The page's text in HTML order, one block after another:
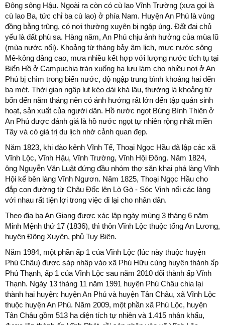
Đông sông Hậu. Ngoài ra còn có cù lao Vĩnh Trường (xưa gọi là
cù lao Ba, tức chỉ ba cù lao) ở phía Nam. Huyện An Phú là vùng
đồng bằng trũng, có nơi thường xuyên bị ngập úng. Đất đai chủ
yếu là đất phù sa. Hàng năm, An Phú chịu ảnh hưởng của mùa lũ
(mùa nước nổi). Khoảng từ tháng bảy âm lịch, mực nước sông
Mê-kông dâng cao, mưa nhiều kết hợp với lượng nước tích tụ tại
Biển Hồ ở Campuchia tràn xuống hạ lưu làm cho nhiều nơi ở An
Phú bị chìm trong biển nước, độ ngập trung bình khoảng hai đến
ba mét. Thời gian ngập lụt kéo dài khá lâu, thường là khoảng từ
bốn đến năm tháng nên có ảnh hưởng rất lớn đến tập quán sinh
hoạt, sản xuất của người dân. Hồ nước ngọt Búng Bình Thiên ở
An Phú được đánh giá là hồ nước ngọt tự nhiên rộng nhất miền
Tây và có giá trị du lịch nhờ cảnh quan đẹp.
Năm 1823, khi đào kênh Vĩnh Tế, Thoại Ngọc Hầu đã lập các xã
Vĩnh Lộc, Vĩnh Hậu, Vĩnh Trường, Vĩnh Hội Đông. Năm 1824,
ông Nguyễn Văn Luật đứng đầu nhóm thợ săn khai phá làng Vĩnh
Hội kế bên làng Vĩnh Ngươn. Năm 1825, Thoại Ngọc Hầu cho
đắp con đường từ Châu Đốc lên Lò Gò - Sóc Vinh nối các làng
với nhau rất tiện lợi trong việc đi lại cho nhân dân.
Theo địa bạ An Giang được xác lập ngày mùng 3 tháng 6 năm
Minh Mệnh thứ 17 (1836), thì thôn Vĩnh Lộc thuộc tổng An Lương,
huyện Đông Xuyên, phủ Tuy Biên.
Năm 1984, một phần ấp 1 của Vĩnh Lộc (lúc này thuộc huyện
Phú Châu) được sáp nhập vào xã Phú Hữu cùng huyện thành ấp
Phú Thạnh, ấp 1 của Vĩnh Lộc sau năm 2010 đổi thành ấp Vĩnh
Thạnh. Ngày 13 tháng 11 năm 1991 huyện Phú Châu chia lại
thành hai huyện: huyện An Phú và huyện Tân Châu, xã Vĩnh Lộc
thuộc huyện An Phú. Năm 2009, một phần xã Phú Lộc, huyện
Tân Châu gồm 513 ha diện tích tự nhiên và 1.415 nhân khẩu,